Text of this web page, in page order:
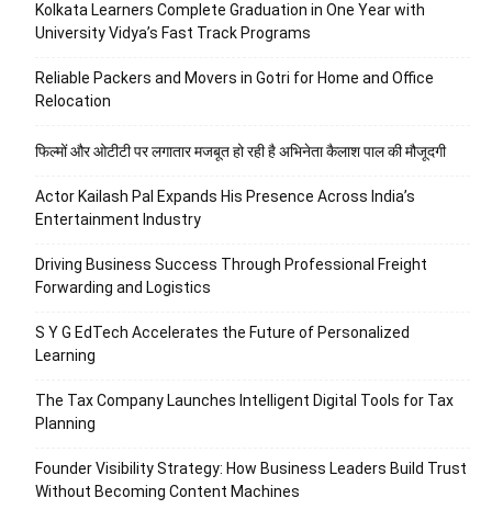
Kolkata Learners Complete Graduation in One Year with
University Vidya’s Fast Track Programs
Reliable Packers and Movers in Gotri for Home and Office
Relocation
फिल्मों और ओटीटी पर लगातार मजबूत हो रही है अभिनेता कैलाश पाल की मौजूदगी
Actor Kailash Pal Expands His Presence Across India’s
Entertainment Industry
Driving Business Success Through Professional Freight
Forwarding and Logistics
S Y G EdTech Accelerates the Future of Personalized
Learning
The Tax Company Launches Intelligent Digital Tools for Tax
Planning
Founder Visibility Strategy: How Business Leaders Build Trust
Without Becoming Content Machines